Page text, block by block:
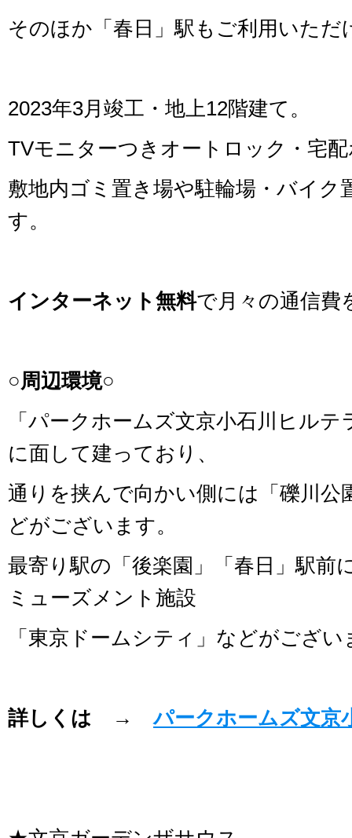
そのほか「春日」駅もご利用いただ
2023年3月竣工・地上12階建て。
TVモニターつきオートロック・宅
敷地内ゴミ置き場や駐輪場・バイク
す。
インターネット無料で月々の通信費
○周辺環境○
「パークホームズ文京小石川ヒル
に面して建っており、
通りを挟んで向かい側には「礫川公
どがございます。
最寄り駅の「後楽園」「春日」駅前
ミューズメント施設
「東京ドームシティ」などがござい
詳しくは →パークホームズ文京